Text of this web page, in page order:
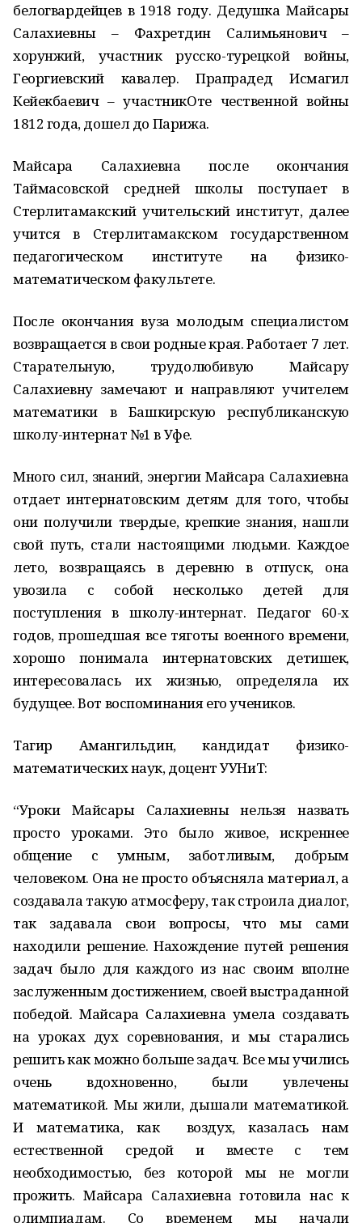
белогвардейцев в 1918 году. Дедушка Майсары
Салахиевны – Фахретдин Салимьянович –
хорунжий, участник русско-турецкой войны,
Георгиевский кавалер. Прапрадед Исмагил
Кейекбаевич – участникОте чественной войны
1812 года, дошел до Парижа.
Майсара Салахиевна после окончания
Таймасовской средней школы поступает в
Стерлитамакский учительский институт, далее
учится в Стерлитамакском государственном
педагогическом институте на физико-
математическом факультете.
После окончания вуза молодым специалистом
возвращается в свои родные края. Работает 7 лет.
Старательную, трудолюбивую Майсару
Салахиевну замечают и направляют учителем
математики в Башкирскую республиканскую
школу-интернат №1 в Уфе.
Много сил, знаний, энергии Майсара Салахиевна
отдает интернатовским детям для того, чтобы
они получили твердые, крепкие знания, нашли
свой путь, стали настоящими людьми. Каждое
лето, возвращаясь в деревню в отпуск, она
увозила с собой несколько детей для
поступления в школу-интернат. Педагог 60-х
годов, прошедшая все тяготы военного времени,
хорошо понимала интернатовских детишек,
интересовалась их жизнью, определяла их
будущее. Вот воспоминания его учеников.
Тагир Амангильдин, кандидат физико-
математических наук, доцент УУНиТ:
“Уроки Майсары Салахиевны нельзя назвать
просто уроками. Это было живое, искреннее
общение с умным, заботливым, добрым
человеком. Она не просто объясняла материал, а
создавала такую атмосферу, так строила диалог,
так задавала свои вопросы, что мы сами
находили решение. Нахождение путей решения
задач было для каждого из нас своим вполне
заслуженным достижением, своей выстраданной
победой. Майсара Салахиевна умела создавать
на уроках дух соревнования, и мы старались
решить как можно больше задач. Все мы учились
очень вдохновенно, были увлечены
математикой. Мы жили, дышали математикой.
И математика, как воздух, казалась нам
естественной средой и вместе с тем
необходимостью, без которой мы не могли
прожить. Майсара Салахиевна готовила нас к
олимпиадам. Со временем мы начали